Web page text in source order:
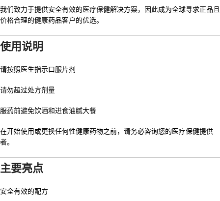
我们致力于提供安全有效的医疗保健解决方案，因此成为全球寻求正品且
价格合理的健康药品客户的优选。
使用说明
请按照医生指示口服片剂
请勿超过处方剂量
服药前避免饮酒和进食油腻大餐
在开始使用或更换任何性健康药物之前，请务必咨询您的医疗保健提供
者。
主要亮点
安全有效的配方